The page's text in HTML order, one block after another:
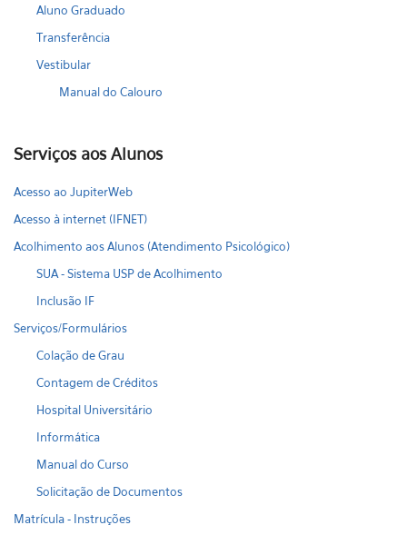
Aluno Graduado
Transferência
Vestibular
Manual do Calouro
Serviços aos Alunos
Acesso ao JupiterWeb
Acesso à internet (IFNET)
Acolhimento aos Alunos (Atendimento Psicológico)
SUA - Sistema USP de Acolhimento
Inclusão IF
Serviços/Formulários
Colação de Grau
Contagem de Créditos
Hospital Universitário
Informática
Manual do Curso
Solicitação de Documentos
Matrícula - Instruções